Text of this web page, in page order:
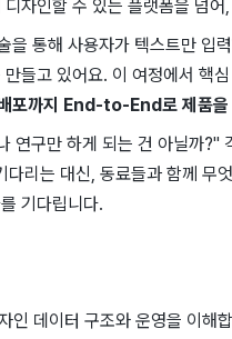
자인할 수 ​있는 ​플랫폼을 ​넘
을 통해 ​사용자가 텍스트만 ​입
들고 있어요. ​이 여정에서 핵
포까지 End-to-End로 제품을
연구만 하게 되는 건 아닐까?"
다리는 대신, 동료들과 함께 무
기다립니다.
인 데이터 구조와 운영을 이해